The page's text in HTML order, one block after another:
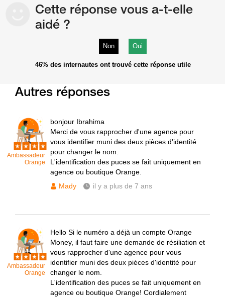
Cette réponse vous a-t-elle
aidé ?
Non Oui
46% des internautes ont trouvé cette réponse utile
Autres réponses
Ambassadeur
Orange
bonjour Ibrahima
Merci de vous rapprocher d'une agence pour
vous identifier muni des deux pièces d'identité
pour changer le nom.
L'identification des puces se fait uniquement en
agence ou boutique Orange.
Mady
il y a plus de 7 ans
Ambassadeur
Orange
Hello Si le numéro a déjà un compte Orange
Money, il faut faire une demande de résiliation et
vous rapprocher d'une agence pour vous
identifier muni des deux pièces d'identité pour
changer le nom.
L'identification des puces se fait uniquement en
agence ou boutique Orange! Cordialement